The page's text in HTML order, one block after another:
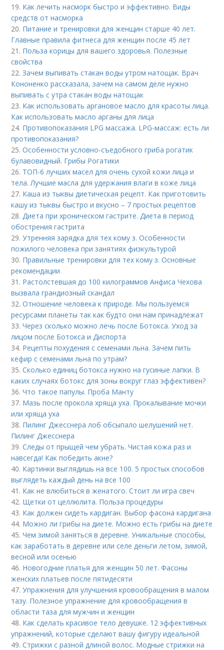
19. Как лечить насморк быстро и эффективно. Виды
средств от насморка
20. Питание и тренировки для женщин старше 40 лет.
Главные правила фитнеса для женщин после 45 лет
21. Польза корицы для вашего здоровья. Полезные
свойства
22.Зачем выпивать стакан воды утром натощак. Врач
Кононенко рассказала, зачем на самом деле нужно
выпивать с утра стакан воды натощак
23. Как использовать аргановое масло для красоты лица.
Как использовать масло арганы для лица
24. Противопоказания LPG массажа. LPG-массаж: есть ли
противопоказания?
25.Особенности условно-съедобного гриба рогатик
булавовидный. Грибы Рогатики
26. ТОП-6 лучших масел для очень сухой кожи лица и
тела. Лучшие масла для удержания влаги в коже лица
27. Каша из тыквы диетическая рецепт. Как приготовить
кашу из тыквы быстро и вкусно – 7 простых рецептов
28.Диета при хроническом гастрите. Диета в период
обострения гастрита
29.Утренняя зарядка для тех кому з. Особенности
пожилого человека при занятиях физкультурой
30. Правильные тренировки для тех кому з. Основные
рекомендации
31. Растолстевшая до 100 килограммов Анфиса Чехова
вызвала грандиозный скандал
32.Отношение человека к природе. Мы пользуемся
ресурсами планеты так как будто они нам принадлежат
33.Через сколько можно лечь после Ботокса. Уход за
лицом после Ботокса и Диспорта
34. Рецепты похудения с семенами льна. Зачем пить
кефир с семенами льна по утрам?
35.Сколько единиц ботокса нужно на гусиные лапки. В
каких случаях ботокс для зоны вокруг глаз эффективен?
36.Что такое папулы. Проба Манту
37. Мазь после прокола хряща уха. Прокалывание мочки
или хряща уха
38. Пилинг Джесснера лоб обсыпало шелушений нет.
Пилинг Джесснера
39.Следы от прыщей чем убрать. Чистая кожа раз и
навсегда! Как победить акне?
40. Картинки выглядишь на все 100. 5 простых способов
выглядеть каждый день на все 100
41. Как не влюбиться в женатого. Стоит ли игра свеч
42. Щетки от целлюлита. Польза процедуры
43. Как должен сидеть кардиган. Выбор фасона кардигана
44. Можно ли грибы на диете. Можно есть грибы на диете
45.Чем зимой заняться в деревне. Уникальные способы,
как заработать в деревне или селе деньги летом, зимой,
весной или осенью
46. Новогодние платья для женщин 50 лет. Фасоны
женских платьев после пятидесяти
47.Упражнения для улучшения кровообращения в малом
тазу. Полезное упражнение для кровообращения в
области таза для мужчин и женщин
48. Как сделать красивое тело девушке. 12 эффективных
упражнений, которые сделают вашу фигуру идеальной
49.Стрижки с разной длиной волос. Модные стрижки на